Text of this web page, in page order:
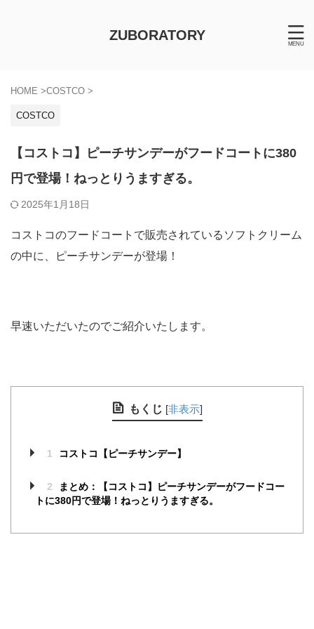
ZUBORATORY
HOME >COSTCO >
COSTCO
【コストコ】ピーチサンデーがフードコートに380
円で登場！ねっとりうますぎる。
2025年1月18日
コストコのフードコートで販売されているソフトクリーム
の中に、ピーチサンデーが登場！
早速いただいたのでご紹介いたします。
もくじ [非表示]
1 コストコ【ピーチサンデー】
2
まとめ：【コストコ】ピーチサンデーがフードコー
トに380円で登場！ねっとりうますぎる。